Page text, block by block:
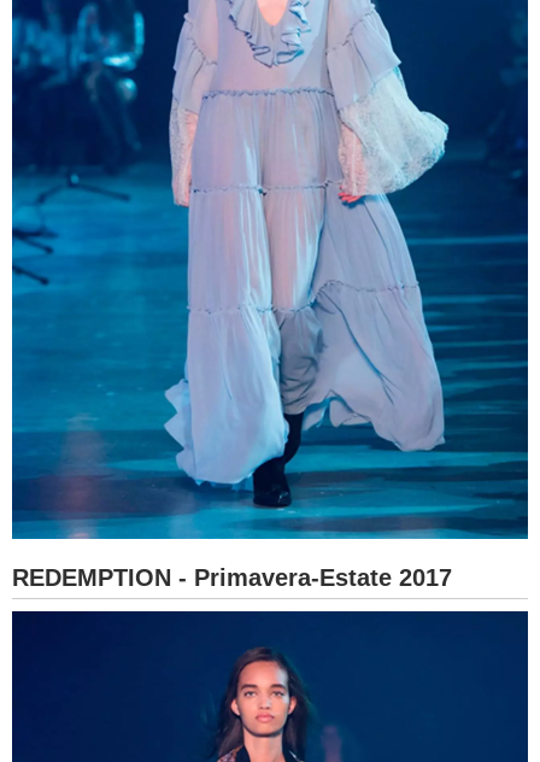
REDEMPTION - Primavera-Estate 2017